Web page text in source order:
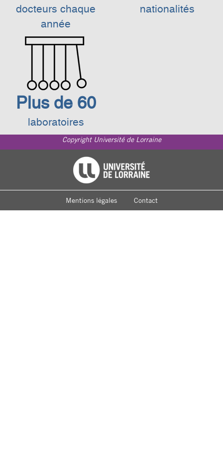
docteurs chaque
année
nationalités
Plus de 60
laboratoires
Copyright Université de Lorraine
Université de Lorraine
Mentions légales Contact